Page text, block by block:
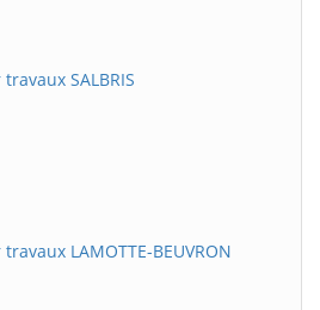
SALBRIS
LAMOTTE-BEUVRON